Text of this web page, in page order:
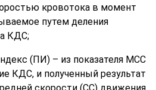
кровотока в момент
путем деления
КДС;
(ПИ) – из показателя МСС
КДС, и полученный результат